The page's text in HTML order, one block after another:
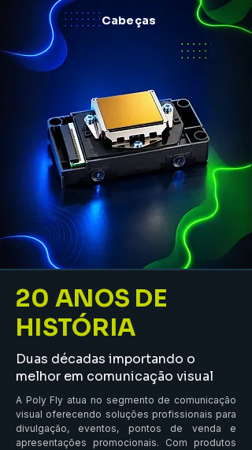
Cabeças
20 ANOS DE
HISTÓRIA
Duas décadas importando o
melhor em comunicação visual
A Poly Fly atua no segmento de comunicação
visual oferecendo soluções profissionais para
divulgação, eventos, pontos de venda e
apresentações promocionais. Com produtos